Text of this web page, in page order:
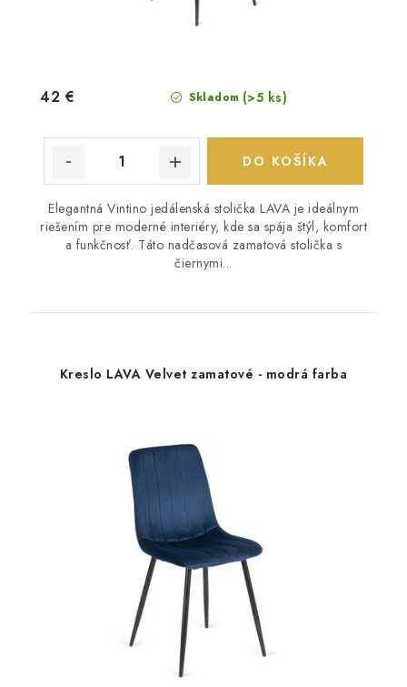
Skladom (>5 ks)
42 €
DO KOŠÍKA
Elegantná Vintino jedálenská stolička LAVA je ideálnym
riešením pre moderné interiéry, kde sa spája štýl, komfort
a funkčnosť. Táto nadčasová zamatová stolička s
čiernymi...
Kreslo LAVA Velvet zamatové - modrá farba